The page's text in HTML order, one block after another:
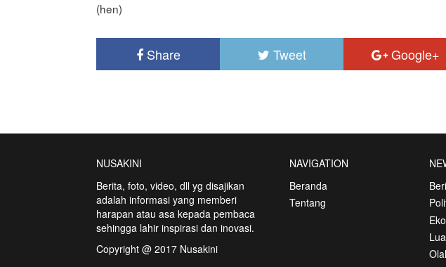
(hen)
Share Tweet Google+
NUSAKINI
Berita, foto, video, dll yg disajikan
adalah informasi yang memberi
harapan atau asa kepada pembaca
sehingga lahir inspirasi dan inovasi.
Copyright @ 2017 Nusakini
NAVIGATION
Beranda
Tentang